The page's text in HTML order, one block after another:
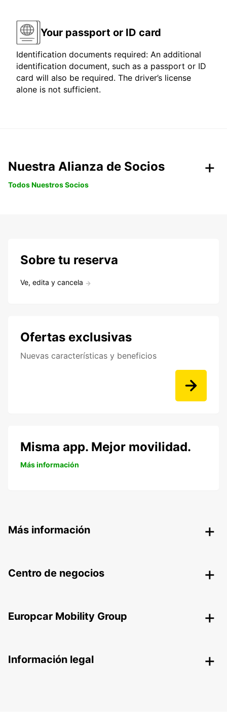
Your passport or ID card
Identification documents required: An additional
identification document, such as a passport or ID
card will also be required. The driver’s license
alone is not sufficient.
Nuestra Alianza de Socios
Todos Nuestros Socios
Sobre tu reserva
Ve, edita y cancela
Ofertas exclusivas
Nuevas características y beneficios
Misma app. Mejor movilidad.
Más información
Más información
Centro de negocios
Europcar Mobility Group
Información legal